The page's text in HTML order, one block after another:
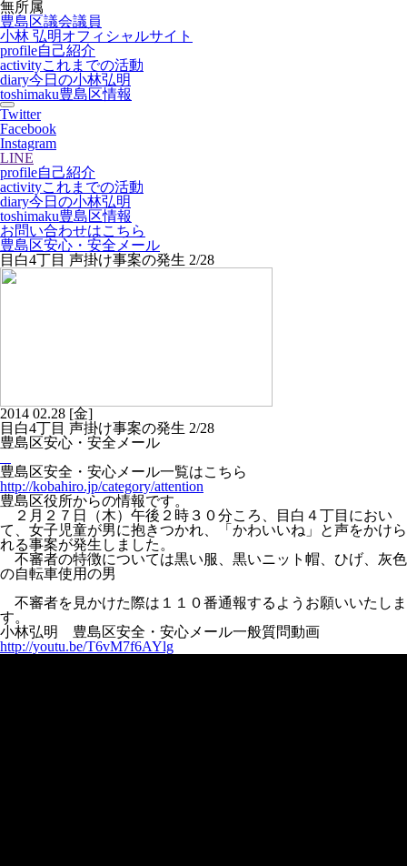
無所属
豊島区議会議員
小林 弘明オフィシャルサイト
profile自己紹介
activityこれまでの活動
diary今日の小林弘明
toshimaku豊島区情報
Twitter
Facebook
Instagram
LINE
profile自己紹介
activityこれまでの活動
diary今日の小林弘明
toshimaku豊島区情報
お問い合わせはこちら
豊島区安心・安全メール
目白4丁目 声掛け事案の発生 2/28
2014 02.28 [金]
目白4丁目 声掛け事案の発生 2/28
豊島区安心・安全メール
豊島区安全・安心メール一覧はこちら
http://kobahiro.jp/category/attention
豊島区役所からの情報です。
２月２７日（木）午後２時３０分ころ、目白４丁目におい
て、女子児童が男に抱きつかれ、「かわいいね」と声をかけら
れる事案が発生しました。
不審者の特徴については黒い服、黒いニット帽、ひげ、灰色
の自転車使用の男
不審者を見かけた際は１１０番通報するようお願いいたしま
す。
小林弘明 豊島区安全・安心メール一般質問動画
http://youtu.be/T6vM7f6AYlg